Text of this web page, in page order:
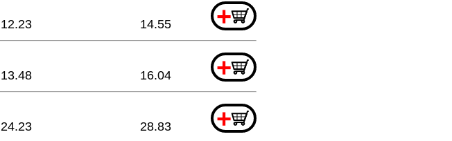
+
12.23 14.55
+
13.48 16.04
+
24.23 28.83